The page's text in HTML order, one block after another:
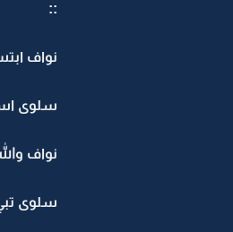
::
نواف
سلوى
نواف
سلوى